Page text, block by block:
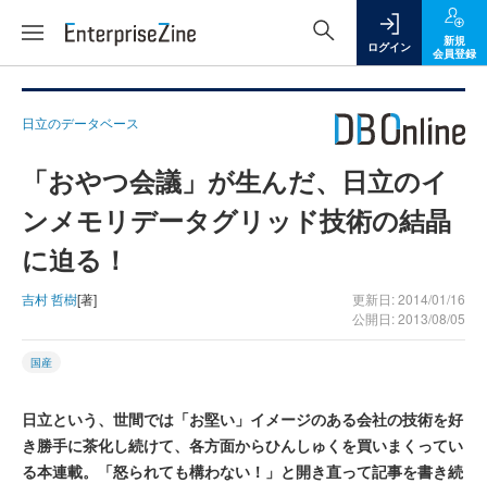
ログイン
新規
会員登録
日立のデータベース
「おやつ会議」が生んだ、日立のイ
ンメモリデータグリッド技術の結晶
に迫る！
吉村 哲樹[著]
更新日: 2014/01/16
公開日: 2013/08/05
国産
日立という、世間では「お堅い」イメージのある会社の技術を好
き勝手に茶化し続けて、各方面からひんしゅくを買いまくってい
る本連載。「怒られても構わない！」と開き直って記事を書き続